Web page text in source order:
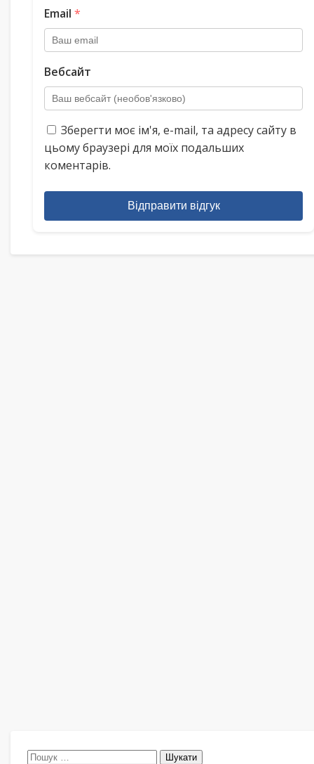
Email *
Вебсайт
Зберегти моє ім'я, e-mail, та адресу сайту в
цьому браузері для моїх подальших
коментарів.
Відправити відгук
Пошук: